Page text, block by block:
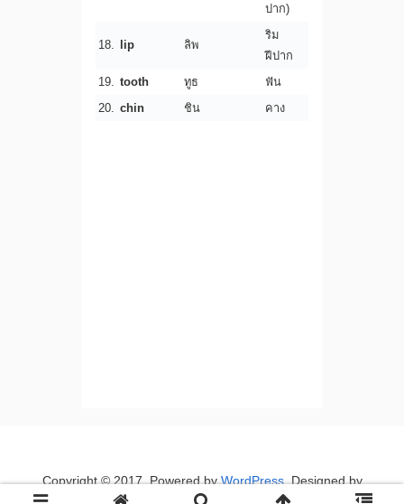
ปาก)
18. lip ลิพ
ริม
ฝีปาก
19.
tooth ทูธ
ฟัน
20.
chin ชิน คาง
Copyright © 2017. Powered by WordPress. Designed by